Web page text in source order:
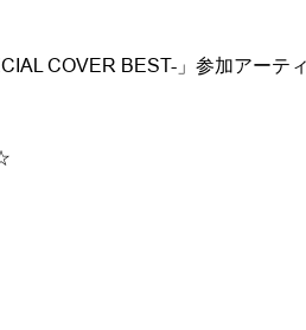
COVER BEST-」参加アーテ